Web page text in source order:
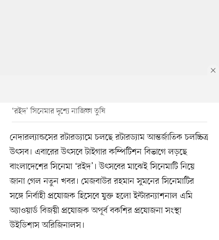
‘রইদ’ সিনেমার দৃশ্যে নাজিফা তুষি
নেদারল্যান্ডসের রটারড্যামে চলছে রটারড্যাম আন্তর্জাতিক চলচ্চিত্র
উৎসব। এবারের উৎসবে টাইগার কম্পিটিশন বিভাগে লড়ছে
বাংলাদেশের সিনেমা ‘রইদ’। উৎসবের মাঝেই সিনেমাটি নিয়ে
জানা গেল নতুন খবর। মেজবাউর রহমান সুমনের সিনেমাটির
সঙ্গে নির্বাহী প্রযোজক হিসেবে যুক্ত হলো ইন্টারন্যাশনাল এমি
অ্যাওয়ার্ড বিজয়ী প্রযোজক অপূর্ব বকশির প্রযোজনা সংস্থা
উইডিশাস অরিজিনালস।